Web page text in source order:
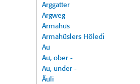
Arggatter
Argweg
Armahus
Armahüslers Höledi
Au
Au, ober -
Au, under -
Äuli